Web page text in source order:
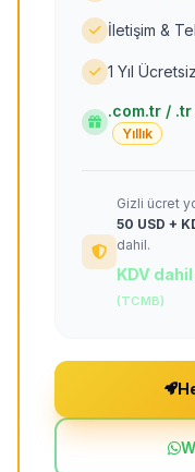
İletişim &
1 Yıl
.com.tr / .tr
Yıllık
Gizli ücret
50 USD +
dahil.
KDV
(TCMB)